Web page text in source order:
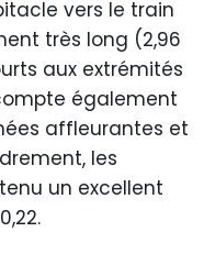
vers le train
très long (2,96
aux extrémités
également
affleurantes et
les
un excellent